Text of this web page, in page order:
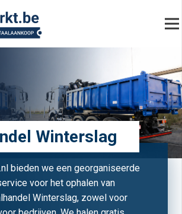
Winterslag
bieden we een georganiseerde
voor het ophalen van
Winterslag, zowel voor